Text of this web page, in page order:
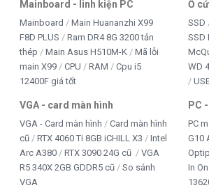
Mainboard - linh kiện PC
Mainboard
Main Huananzhi X99
F8D PLUS
Ram DR4 8G 3200 tản
thép
Main Asus H510M-K
Mã lỗi
main X99
CPU RAM
Cpu i5
12400F giá tốt
VGA - card màn hình
VGA - Card màn hình
Card màn hình
cũ
RTX 4060 Ti 8GB iCHILL X3
Intel
Arc A380
RTX 3090 24G cũ
VGA
R5 340X 2GB GDDR5 cũ
So sánh
VGA
Ổ
SSD
SSD
WD
PC
PC
G10
In